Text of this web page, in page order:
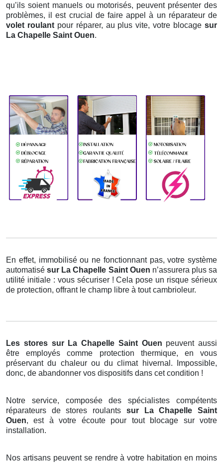
qu’ils soient manuels ou motorisés, peuvent présenter des
problèmes, il est crucial de faire appel à un réparateur de
volet roulantpour réparer, au plus vite, votre blocagesur
La Chapelle Saint Ouen.
En effet, immobilisé ou ne fonctionnant pas, votre système
automatisésur La Chapelle Saint Ouen n’assurera plus sa
utilité initiale : vous sécuriser ! Cela pose un risque sérieux
de protection, offrant le champ libre à tout cambrioleur.
Les stores sur La Chapelle Saint Ouen peuvent aussi
être employés comme protection thermique, en vous
préservant du chaleur ou du climat hivernal. Impossible,
donc, de abandonner vos dispositifs dans cet condition !
Notre service, composée des spécialistes compétents
réparateurs de stores roulants sur La Chapelle Saint
Ouen, est à votre écoute pour tout blocage sur votre
installation.
Nos artisans peuvent se rendre à votre habitation en moins